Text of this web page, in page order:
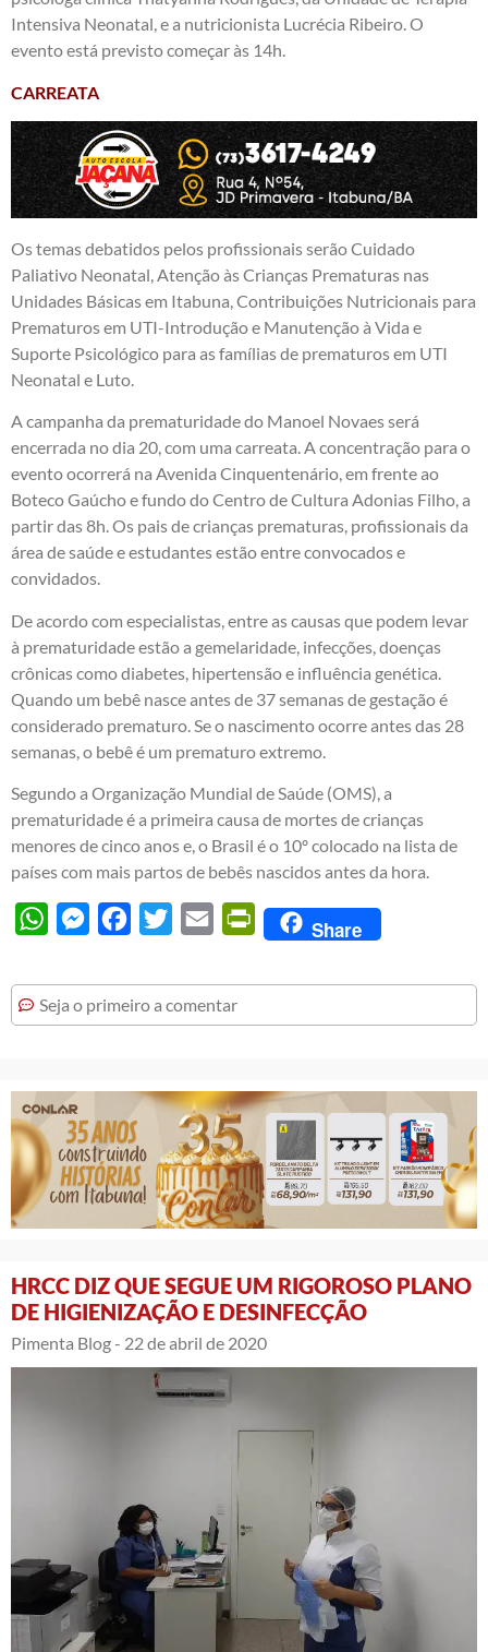
Intensiva Neonatal, e a nutricionista Lucrécia Ribeiro. O
evento está previsto começar às 14h.
CARREATA
Os temas debatidos pelos profissionais serão Cuidado
Paliativo Neonatal, Atenção às Crianças Prematuras nas
Unidades Básicas em Itabuna, Contribuições Nutricionais para
Prematuros em UTI-Introdução e Manutenção à Vida e
Suporte Psicológico para as famílias de prematuros em UTI
Neonatal e Luto.
A campanha da prematuridade do Manoel Novaes será
encerrada no dia 20, com uma carreata. A concentração para o
evento ocorrerá na Avenida Cinquentenário, em frente ao
Boteco Gaúcho e fundo do Centro de Cultura Adonias Filho, a
partir das 8h. Os pais de crianças prematuras, profissionais da
área de saúde e estudantes estão entre convocados e
convidados.
De acordo com especialistas, entre as causas que podem levar
à prematuridade estão a gemelaridade, infecções, doenças
crônicas como diabetes, hipertensão e influência genética.
Quando um bebê nasce antes de 37 semanas de gestação é
considerado prematuro. Se o nascimento ocorre antes das 28
semanas, o bebê é um prematuro extremo.
Segundo a Organização Mundial de Saúde (OMS), a
prematuridade é a primeira causa de mortes de crianças
menores de cinco anos e, o Brasil é o 10º colocado na lista de
países com mais partos de bebês nascidos antes da hora.
WhatsAppMessengerFacebook
Twitter Email PrintFriendly
Share
Seja o primeiro a comentar
HRCC DIZ QUE SEGUE UM RIGOROSO PLANO
DE HIGIENIZAÇÃO E DESINFECÇÃO
Pimenta Blog - 22 de abril de 2020